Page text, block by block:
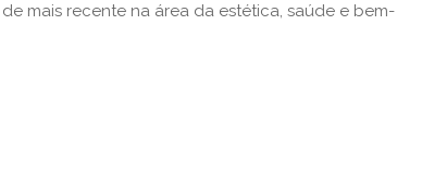
mais recente na área da estética, saúde e bem-